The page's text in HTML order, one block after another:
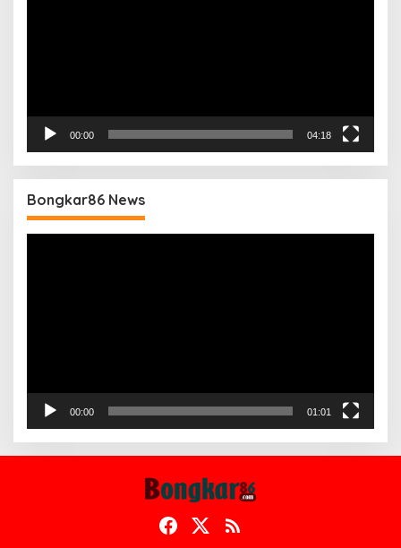
00:00 04:18
Bongkar86 News
00:00 01:01